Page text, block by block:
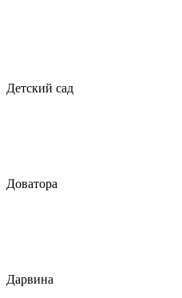
Детский сад
Доватора
Дарвина